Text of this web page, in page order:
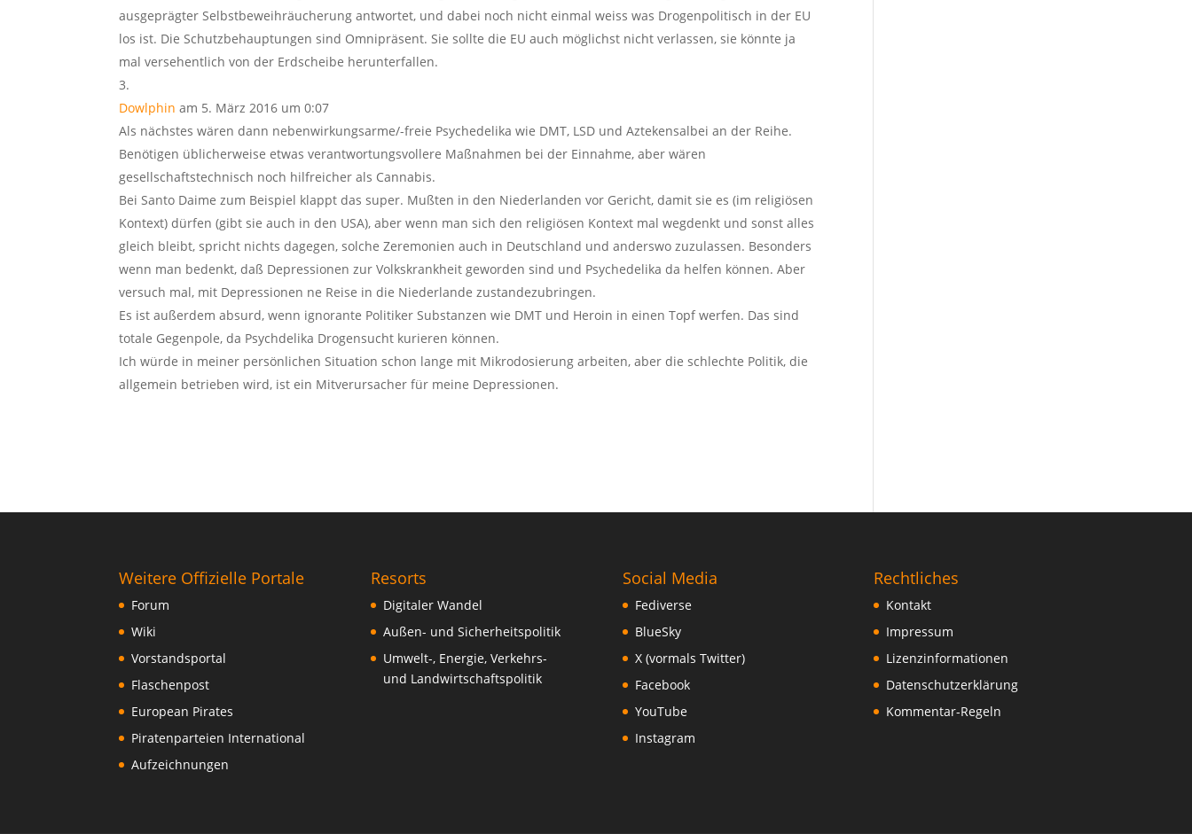
ausgeprägter Selbstbeweihräucherung antwortet, und dabei noch nicht einmal weiss was Drogenpolitisch in der EU
los ist. Die Schutzbehauptungen sind Omnipräsent. Sie sollte die EU auch möglichst nicht verlassen, sie könnte ja
mal versehentlich von der Erdscheibe herunterfallen.
Dowlphin am 5. März 2016 um 0:07
Als nächstes wären dann nebenwirkungsarme/-freie Psychedelika wie DMT, LSD und Aztekensalbei an der Reihe.
Benötigen üblicherweise etwas verantwortungsvollere Maßnahmen bei der Einnahme, aber wären
gesellschaftstechnisch noch hilfreicher als Cannabis.
Bei Santo Daime zum Beispiel klappt das super. Mußten in den Niederlanden vor Gericht, damit sie es (im religiösen
Kontext) dürfen (gibt sie auch in den USA), aber wenn man sich den religiösen Kontext mal wegdenkt und sonst alles
gleich bleibt, spricht nichts dagegen, solche Zeremonien auch in Deutschland und anderswo zuzulassen. Besonders
wenn man bedenkt, daß Depressionen zur Volkskrankheit geworden sind und Psychedelika da helfen können. Aber
versuch mal, mit Depressionen ne Reise in die Niederlande zustandezubringen.
Es ist außerdem absurd, wenn ignorante Politiker Substanzen wie DMT und Heroin in einen Topf werfen. Das sind
totale Gegenpole, da Psychdelika Drogensucht kurieren können.
Ich würde in meiner persönlichen Situation schon lange mit Mikrodosierung arbeiten, aber die schlechte Politik, die
allgemein betrieben wird, ist ein Mitverursacher für meine Depressionen.
Weitere Offizielle Portale
Forum
Wiki
Vorstandsportal
Flaschenpost
European Pirates
Piratenparteien International
Aufzeichnungen
Resorts
Digitaler Wandel
Außen- und Sicherheitspolitik
Umwelt-, Energie, Verkehrs-
und Landwirtschaftspolitik
Social Media
Fediverse
BlueSky
X (vormals Twitter)
Facebook
YouTube
Instagram
Rechtliches
Kontakt
Impressum
Lizenzinformationen
Datenschutzerklärung
Kommentar-Regeln